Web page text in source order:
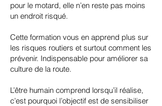
pour le motard, elle n’en reste pas moins
un endroit risqué.
Cette formation vous en apprend plus sur
les risques routiers et surtout comment les
prévenir. Indispensable pour améliorer sa
culture de la route.
L’être humain comprend lorsqu’il réalise,
c’est pourquoi l’objectif est de sensibiliser